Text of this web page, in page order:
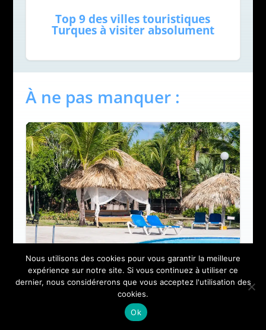
Top 9 des villes touristiques
Turques à visiter absolument
À ne pas manquer :
Séjour tout compris avec
Selectour : votre guide pour des
vacances parfaites
Nous utilisons des cookies pour vous garantir la meilleure
expérience sur notre site. Si vous continuez à utiliser ce
dernier, nous considérerons que vous acceptez l'utilisation des
cookies.
Ok